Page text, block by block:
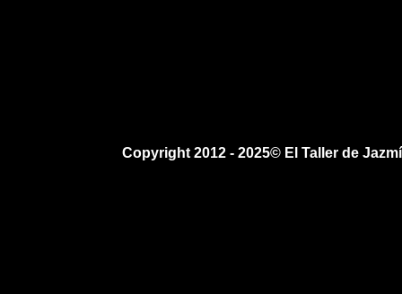
Copyright 2012 - 2025© El Taller de